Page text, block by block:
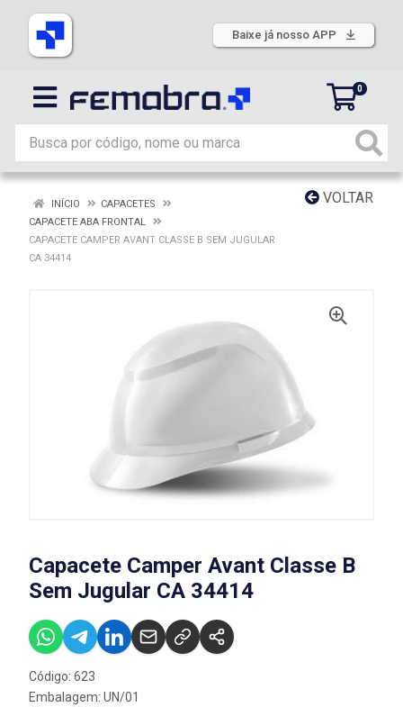
Baixe já nosso APP
0
VOLTAR
INÍCIO
CAPACETES
CAPACETE ABA FRONTAL
CAPACETE CAMPER AVANT CLASSE B SEM JUGULAR
CA 34414
Capacete Camper Avant Classe B
Sem Jugular CA 34414
Código: 623
Embalagem: UN/01